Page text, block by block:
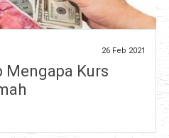
26 Feb 2021
Mengapa Kurs